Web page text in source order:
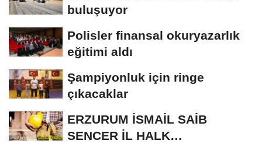
buluşuyor
Polisler finansal okuryazarlık
eğitimi aldı
Şampiyonluk için ringe
çıkacaklar
ERZURUM İSMAİL SAİB
SENCER İL HALK